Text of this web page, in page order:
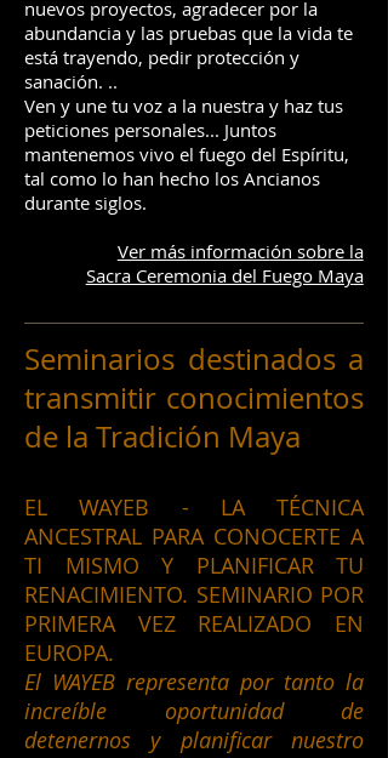
nuevos proyectos, agradecer por la
abundancia y las pruebas que la vida te
está trayendo, pedir protección y
sanación. ..
Ven y une tu voz a la nuestra y haz tus
peticiones personales... Juntos
mantenemos vivo el fuego del Espíritu,
tal como lo han hecho los Ancianos
durante siglos.
Ver más información sobre la
Sacra Ceremonia del Fuego Maya
Seminarios destinados a
transmitir conocimientos
de la Tradición Maya
EL WAYEB - LA TÉCNICA
ANCESTRAL PARA CONOCERTE A
TI MISMO Y PLANIFICAR TU
RENACIMIENTO. SEMINARIO POR
PRIMERA VEZ REALIZADO EN
EUROPA.
El WAYEB representa por tanto la
increíble oportunidad de
detenernos y planificar nuestro